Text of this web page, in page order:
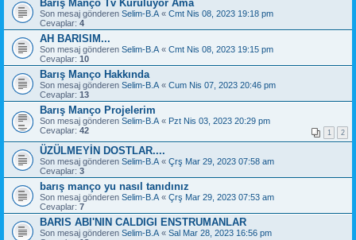
Barış Manço Tv Kuruluyor Ama
Son mesaj gönderen Selim-B.A « Cmt Nis 08, 2023 19:18 pm
Cevaplar: 4
AH BARISIM...
Son mesaj gönderen Selim-B.A « Cmt Nis 08, 2023 19:15 pm
Cevaplar: 10
Barış Manço Hakkında
Son mesaj gönderen Selim-B.A « Cum Nis 07, 2023 20:46 pm
Cevaplar: 13
Barış Manço Projelerim
Son mesaj gönderen Selim-B.A « Pzt Nis 03, 2023 20:29 pm
Cevaplar: 42 1 2
ÜZÜLMEYİN DOSTLAR....
Son mesaj gönderen Selim-B.A « Çrş Mar 29, 2023 07:58 am
Cevaplar: 3
barış manço yu nasıl tanıdınız
Son mesaj gönderen Selim-B.A « Çrş Mar 29, 2023 07:53 am
Cevaplar: 7
BARIS ABI'NIN CALDIGI ENSTRUMANLAR
Son mesaj gönderen Selim-B.A « Sal Mar 28, 2023 16:56 pm